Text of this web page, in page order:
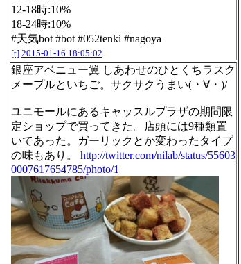
12-18時:10%
18-24時:10%
#天気bot #bot #052tenki #nagoya
[t] 2015-01-16 18:05:02
銀座アベニュー翼 しあわせのひとくちラスク
メープルといちご。サクサクうまい(・∀・)/
ユニモールにあるキャッスルプラザの期間限
定ショップで買ってきた。店頭には9種類置
いてあった。ガーリックとか変わったタイプ
の味もあり。 http://twitter.com/nilab/status/55603
0007617654785/photo/1